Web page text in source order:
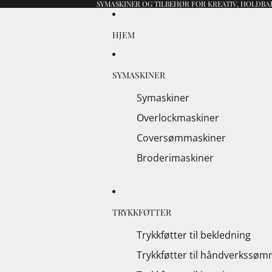
SYMASKINER OG TILBEHØR FOR KREATIV,
HJEM
SYMASKINER
Symaskiner
Overlockmaskiner
Coversømmaskiner
Broderimaskiner
TRYKKFØTTER
Trykkføtter til bekledning
Trykkføtter til